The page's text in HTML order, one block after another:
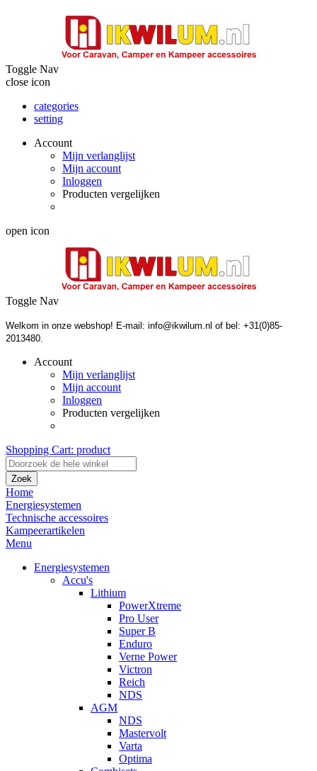
Toggle Nav
close icon
categories
setting
Account
Mijn verlanglijst
Mijn account
Inloggen
Producten vergelijken
open icon
Toggle Nav
Welkom in onze webshop! E-mail: info@ikwilum.nl of bel: +31(0)85-
2013480.
Account
Mijn verlanglijst
Mijn account
Inloggen
Producten vergelijken
Shopping Cart: product
Zoek
Home
Energiesystemen
Technische accessoires
Kampeerartikelen
Menu
Energiesystemen
Accu's
Lithium
PowerXtreme
Pro User
Super B
Enduro
Verne Power
Victron
Reich
NDS
AGM
NDS
Mastervolt
Varta
Optima